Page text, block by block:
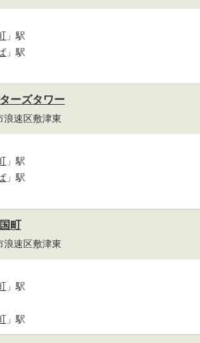
」駅
」駅
ーズタワー
浪速区敷津東
」駅
」駅
町
浪速区敷津東
」駅
」駅